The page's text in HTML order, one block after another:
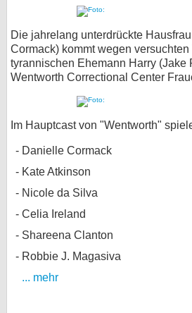
Die jahrelang unterdrückte
Cormack) kommt wegen
tyrannischen Ehemann Harry (Jake
Wentworth Correctional Center
Im Hauptcast von "Wentworth"
Danielle Cormack
Kate Atkinson
Nicole da Silva
Celia Ireland
Shareena Clanton
Robbie J. Magasiva
... mehr